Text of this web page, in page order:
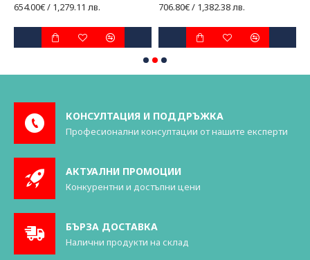
654.00€ / 1,279.11 лв. 706.80€ / 1,382.38 лв.
КОНСУЛТАЦИЯ И ПОДДРЪЖКА
Професионални консултации от нашите експерти
АКТУАЛНИ ПРОМОЦИИ
Конкурентни и достъпни цени
БЪРЗА ДОСТАВКА
Налични продукти на склад